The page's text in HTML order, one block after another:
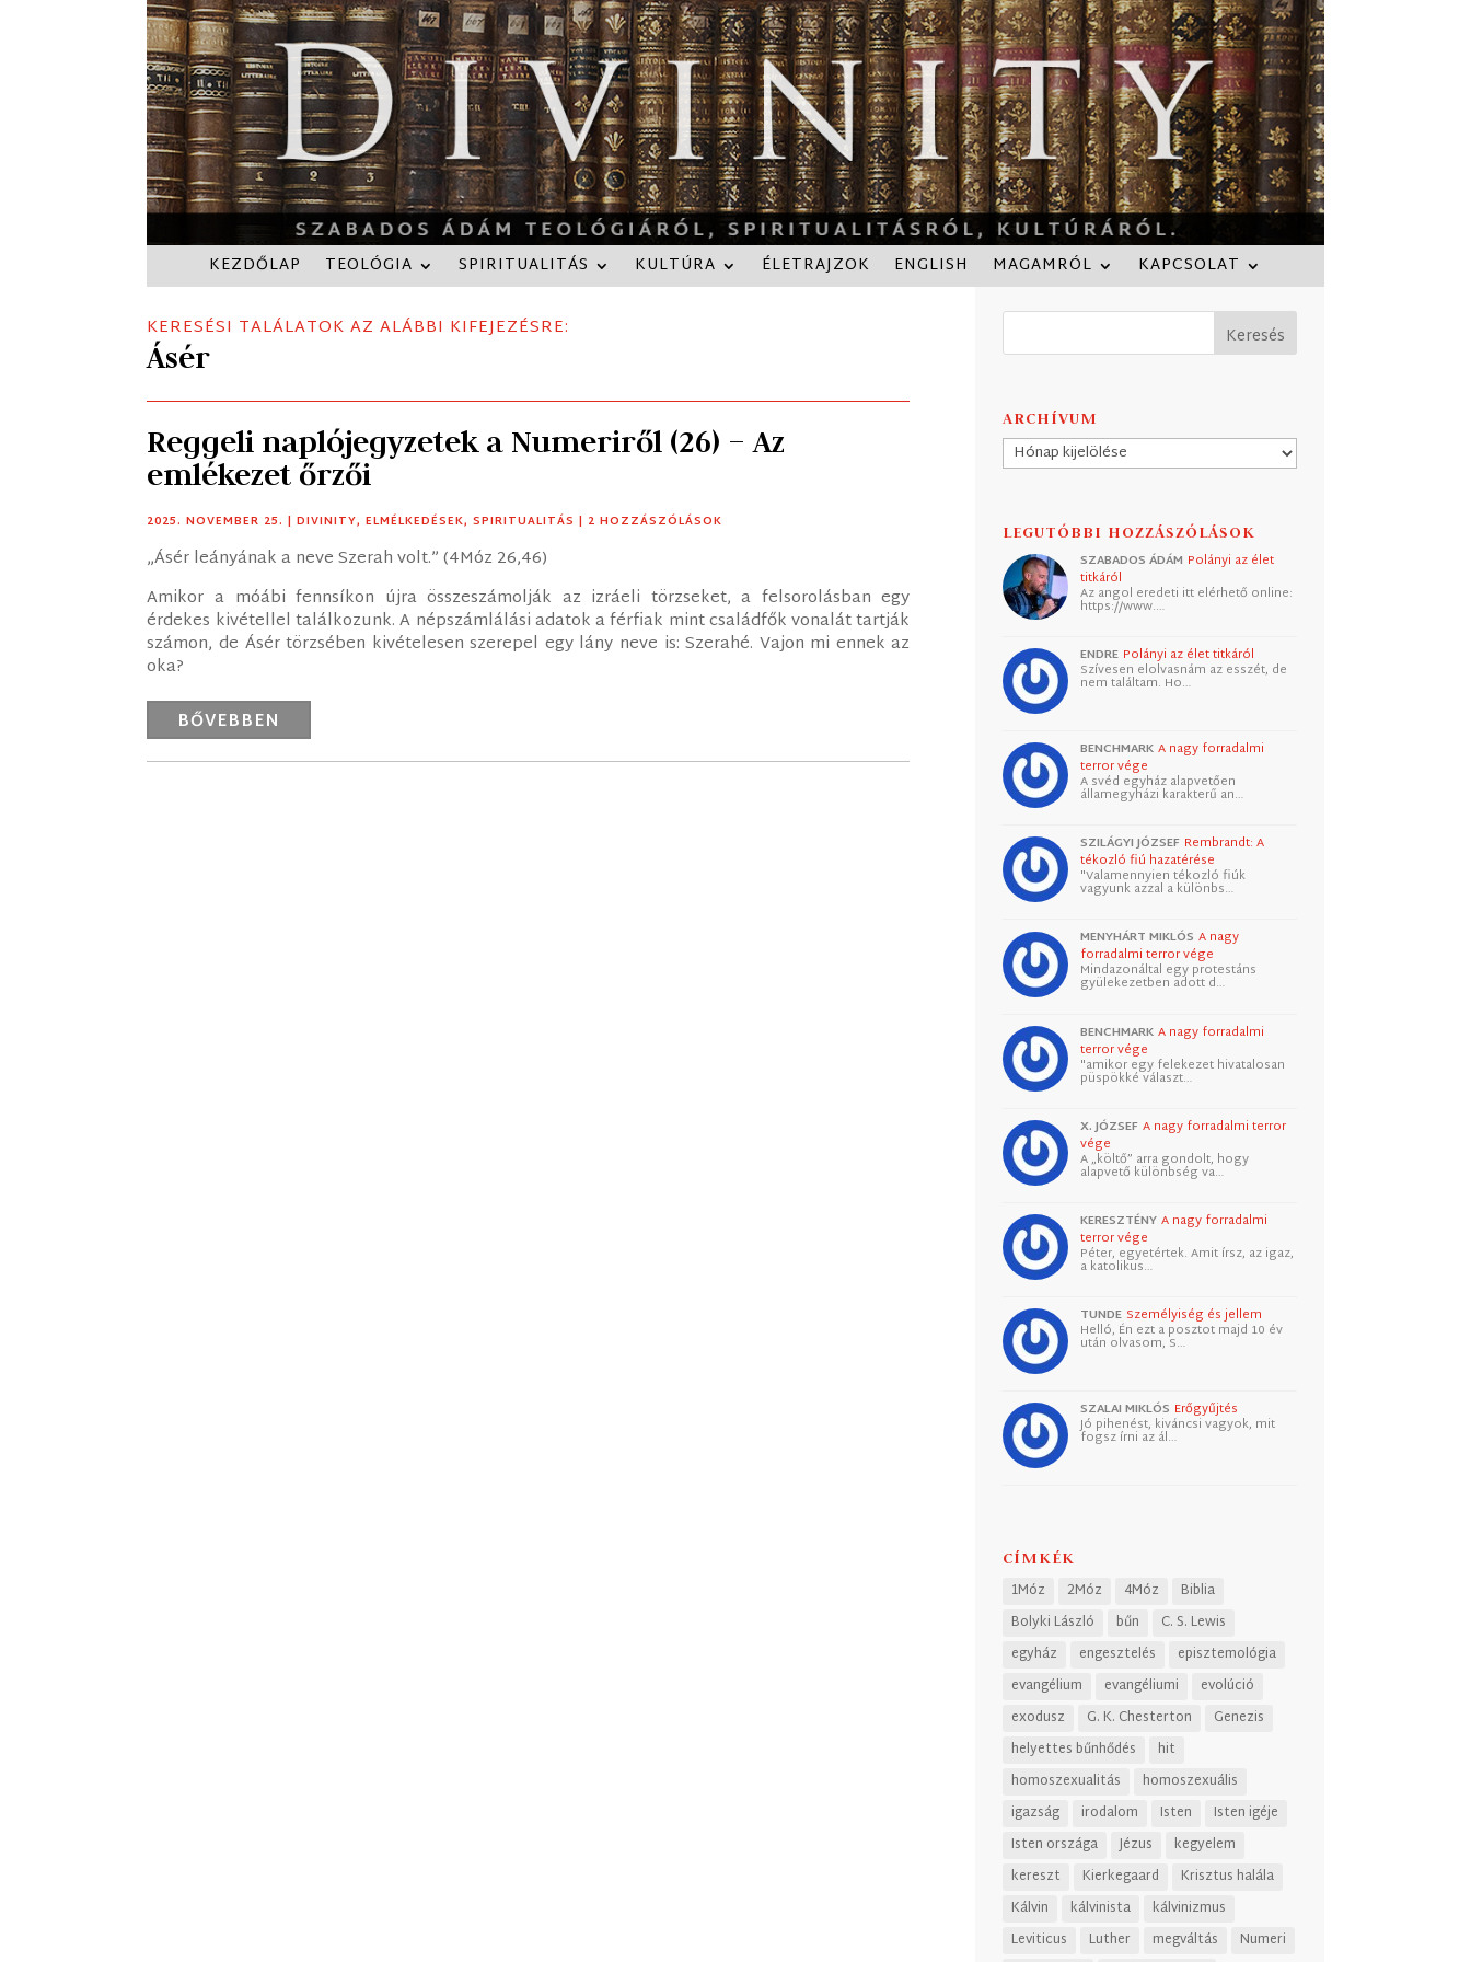
KEZDŐLAP TEOLÓGIA SPIRITUALITÁS KULTÚRA ÉLETRAJZOK ENGLISH MAGAMRÓL KAPCSOLAT
KERESÉSI TALÁLATOK AZ ALÁBBI KIFEJEZÉSRE:
Ásér
Reggeli naplójegyzetek a Numeriről (26) – Az
emlékezet őrzői
2025. NOVEMBER 25. |DIVINITY,ELMÉLKEDÉSEK,SPIRITUALITÁS | 2 HOZZÁSZÓLÁSOK
„Ásér leányának a neve Szerah volt.” (4Móz 26,46)
Amikor a móábi fennsíkon újra összeszámolják az izráeli törzseket, a felsorolásban egy
érdekes kivétellel találkozunk. A népszámlálási adatok a férfiak mint családfők vonalát tartják
számon, de Ásér törzsében kivételesen szerepel egy lány neve is: Szerahé. Vajon mi ennek az
oka?
BŐVEBBEN
ARCHÍVUM
Archívum
LEGUTÓBBI HOZZÁSZÓLÁSOK
SZABADOS ÁDÁM Polányi az élet
titkáról
Az angol eredeti itt elérhető online:
https://www.…
ENDRE Polányi az élet titkáról
Szívesen elolvasnám az esszét, de
nem találtam. Ho…
BENCHMARK A nagy forradalmi
terror vége
A svéd egyház alapvetően
államegyházi karakterű an…
SZILÁGYI JÓZSEF Rembrandt: A
tékozló fiú hazatérése
"Valamennyien tékozló fiúk
vagyunk azzal a különbs…
MENYHÁRT MIKLÓS A nagy
forradalmi terror vége
Mindazonáltal egy protestáns
gyülekezetben adott d…
BENCHMARK A nagy forradalmi
terror vége
"amikor egy felekezet hivatalosan
püspökké választ…
X. JÓZSEF A nagy forradalmi terror
vége
A „költő” arra gondolt, hogy
alapvető különbség va…
KERESZTÉNY A nagy forradalmi
terror vége
Péter, egyetértek. Amit írsz, az igaz,
a katolikus…
TUNDE Személyiség és jellem
Helló, Én ezt a posztot majd 10 év
után olvasom, S…
SZALAI MIKLÓS Erőgyűjtés
Jó pihenést, kiváncsi vagyok, mit
fogsz írni az ál…
CÍMKÉK
1Móz 2Móz 4Móz
Biblia
Bolyki László
bűn
C. S. Lewis
egyház
engesztelés
episztemológia
evangélium
evangéliumi
evolúció
exodusz
G. K. Chesterton
Genezis
helyettes bűnhődés
hit
homoszexualitás
homoszexuális
igazság
irodalom Isten
Isten igéje
Isten országa
Jézus
kegyelem
kereszt
Kierkegaard
Krisztus halála
Kálvin
kálvinista
kálvinizmus
Leviticus
Luther megváltás
Numeri